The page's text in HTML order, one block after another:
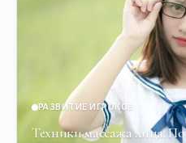
РАЗВИТИЕ ИГРОКОВ
Техники массажа лица: